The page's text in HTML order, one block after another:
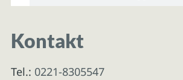
Kontakt
Tel.: 0221-8305547